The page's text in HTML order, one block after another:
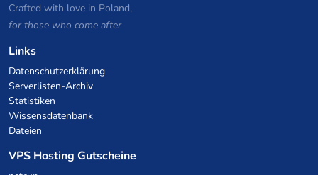
Crafted with love in Poland,
for those who come after
Links
Datenschutzerklärung
Serverlisten-Archiv
Statistiken
Wissensdatenbank
Dateien
VPS Hosting Gutscheine